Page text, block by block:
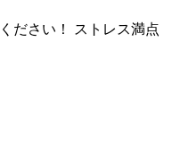
ださい！ ストレス満点